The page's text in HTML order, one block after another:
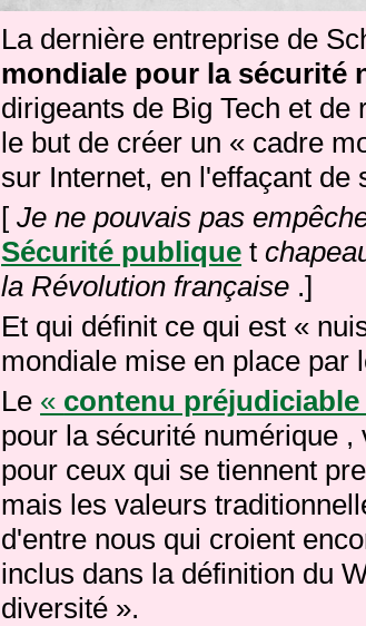
La dernière entreprise de
mondiale pour la sécurité
dirigeants de Big Tech et
le but de créer un « cadre
sur Internet, en l'effaçant de
[Je ne pouvais pas
Sécurité publique t
la Révolution française .]
Et qui définit ce qui est «
mondiale mise en place par
Le « contenu préjudiciable
pour lasécurité numérique ,
pour ceux qui setiennent
mais lesvaleurs
d'entre nous qui croient
inclus dans la définition du
diversité ».